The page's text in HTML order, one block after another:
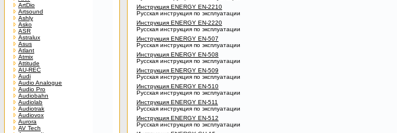
ArtDio
Artsound
Ashly
Asko
ASR
Astralux
Asus
Atlant
Atmix
Attitude
AU-REC
Audi
Audio Analogue
Audio Pro
Audiobahn
Audiolab
Audiotrak
Audiovox
Aurora
AV Tech
Инструкция ENERGY EN-2210
Русская инструкция по эксплуатации
Инструкция ENERGY EN-2220
Русская инструкция по эксплуатации
Инструкция ENERGY EN-507
Русская инструкция по эксплуатации
Инструкция ENERGY EN-508
Русская инструкция по эксплуатации
Инструкция ENERGY EN-509
Русская инструкция по эксплуатации
Инструкция ENERGY EN-510
Русская инструкция по эксплуатации
Инструкция ENERGY EN-511
Русская инструкция по эксплуатации
Инструкция ENERGY EN-512
Русская инструкция по эксплуатации